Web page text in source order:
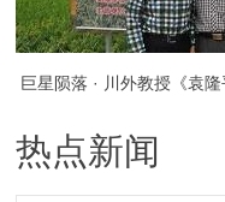
巨星陨落 · 川外教授《袁
热点新闻